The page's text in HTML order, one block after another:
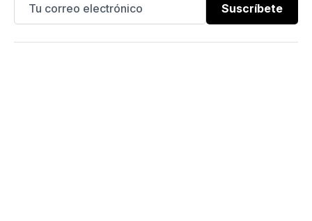
Suscríbete